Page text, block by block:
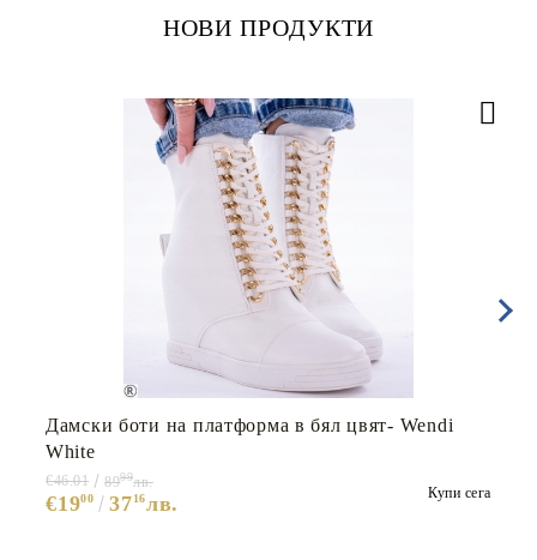
НОВИ ПРОДУКТИ
Дамски боти на платформа в бял цвят- Wendi
White
€1900 3716лв.
€46.01 8999лв.
Купи сега